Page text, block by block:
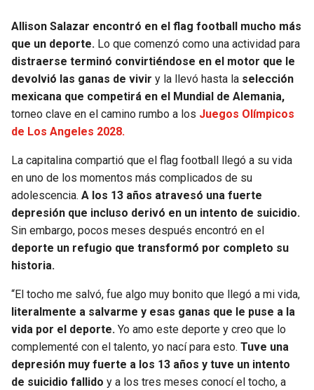
LIONS
PACKERS
PANTHERS
SAINTS
BUCCANEERS
NUGGETS
TIMBERWOLVES
THUNDER
JAZZ
Allison Salazar encontró en el flag football mucho más
que un deporte. Lo que comenzó como una actividad para
distraerse terminó convirtiéndose en el motor que le
devolvió las ganas de vivir y la llevó hasta la selección
mexicana que competirá en el Mundial de Alemania,
torneo clave en el camino rumbo a los Juegos Olímpicos
de Los Angeles 2028.
La capitalina compartió que el flag football llegó a su vida
en uno de los momentos más complicados de su
adolescencia. A los 13 años atravesó una fuerte
depresión que incluso derivó en un intento de suicidio.
Sin embargo, pocos meses después encontró en el
deporte un refugio que transformó por completo su
historia.
“El tocho me salvó, fue algo muy bonito que llegó a mi vida,
literalmente a salvarme y esas ganas que le puse a la
vida por el deporte. Yo amo este deporte y creo que lo
complementé con el talento, yo nací para esto. Tuve una
depresión muy fuerte a los 13 años y tuve un intento
de suicidio fallido y a los tres meses conocí el tocho, a